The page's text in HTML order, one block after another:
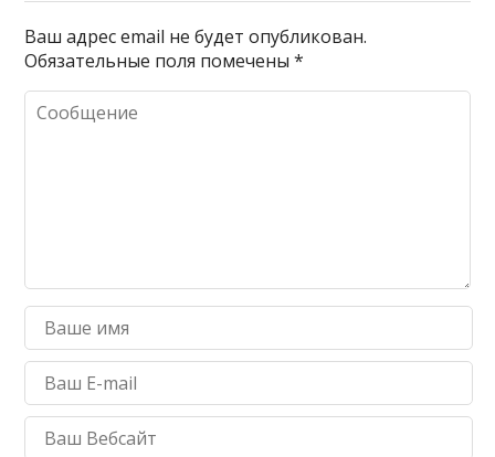
Ваш адрес email не будет опубликован.
Обязательные поля помечены*